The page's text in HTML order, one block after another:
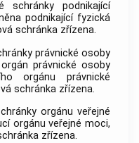
podnikající
podnikající fyzická
schránka zřízena.
právnické osoby
právnické osoby
orgánu právnické
schránka zřízena.
orgánu veřejné
orgánu veřejné moci,
zřízena.